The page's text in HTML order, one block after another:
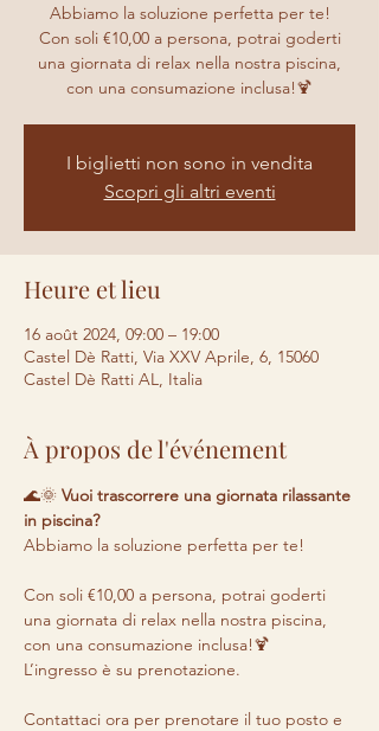
Abbiamo la soluzione perfetta per te!
Con soli €10,00 a persona, potrai goderti
una giornata di relax nella nostra piscina,
con una consumazione inclusa!🍹
I biglietti non sono in vendita
Scopri gli altri eventi
Heure et lieu
16 août 2024, 09:00 – 19:00
Castel Dè Ratti, Via XXV Aprile, 6, 15060
Castel Dè Ratti AL, Italia
À propos de l'événement
🌊🌞 Vuoi trascorrere una giornata rilassante
in piscina?
Abbiamo la soluzione perfetta per te!
Con soli €10,00 a persona, potrai goderti
una giornata di relax nella nostra piscina,
con una consumazione inclusa!🍹
L’ingresso è su prenotazione.
Contattaci ora per prenotare il tuo posto e